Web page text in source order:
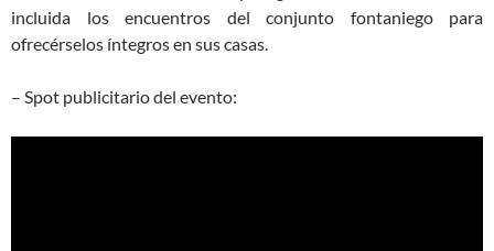
incluida los encuentros del conjunto fontaniego para
ofrecérselos íntegros en sus casas.
– Spot publicitario del evento: